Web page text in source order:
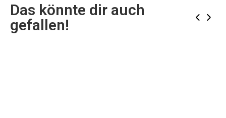
Das könnte dir auch
gefallen!
‹ ›